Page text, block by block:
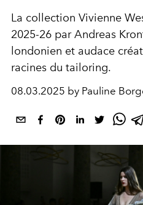
La collection Vivienne
2025-26 par Andreas
londonien et audace
racines du tailoring.
08.03.2025 by Pauline